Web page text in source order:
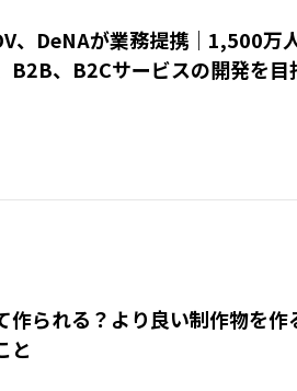
、DeNAが業務提携｜1,500万
B2B、B2Cサービスの開発を目
作られる？より良い制作物を作
と